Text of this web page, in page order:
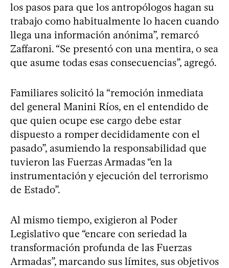
los pasos para que los antropólogos hagan su
trabajo como habitualmente lo hacen cuando
llega una información anónima”, remarcó
Zaffaroni. “Se presentó con una mentira, o sea
que asume todas esas consecuencias”, agregó.
Familiares solicitó la “remoción inmediata
del general Manini Ríos, en el entendido de
que quien ocupe ese cargo debe estar
dispuesto a romper decididamente con el
pasado”, asumiendo la responsabilidad que
tuvieron las Fuerzas Armadas “en la
instrumentación y ejecución del terrorismo
de Estado”.
Al mismo tiempo, exigieron al Poder
Legislativo que “encare con seriedad la
transformación profunda de las Fuerzas
Armadas”, marcando sus límites, sus objetivos